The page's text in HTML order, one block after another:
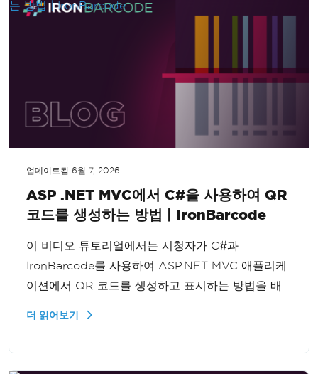
업데이트됨 6월 7, 2026
ASP .NET MVC에서 C#을 사용하여 QR
코드를 생성하는 방법 | IronBarcode
이 비디오 튜토리얼에서는 시청자가 C#과
IronBarcode를 사용하여 ASP.NET MVC 애플리케
이션에서 QR 코드를 생성하고 표시하는 방법을 배
더 읽어보기